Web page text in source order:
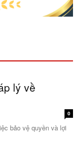
lý về
0
bảo vệ quyền và lợi